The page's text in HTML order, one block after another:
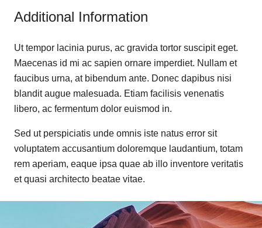
Additional Information
Ut tempor lacinia purus, ac gravida tortor suscipit eget.
Maecenas id mi ac sapien ornare imperdiet. Nullam et
faucibus urna, at bibendum ante. Donec dapibus nisi
blandit augue malesuada. Etiam facilisis venenatis
libero, ac fermentum dolor euismod in.
Sed ut perspiciatis unde omnis iste natus error sit
voluptatem accusantium doloremque laudantium, totam
rem aperiam, eaque ipsa quae ab illo inventore veritatis
et quasi architecto beatae vitae.